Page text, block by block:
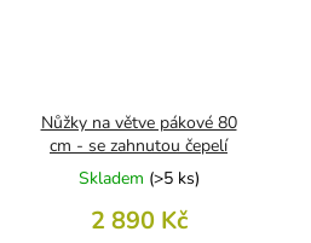
Nůžky na větve pákové 80
cm - se zahnutou čepelí
Skladem (>5 ks)
2 890 Kč